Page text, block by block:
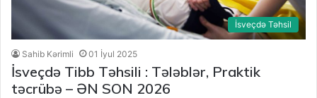
İsveçdə Təhsil
Sahib Kərimli 01 İyul 2025
İsveçdə Tibb Təhsili : Tələblər, Praktik
təcrübə – ƏN SON 2026